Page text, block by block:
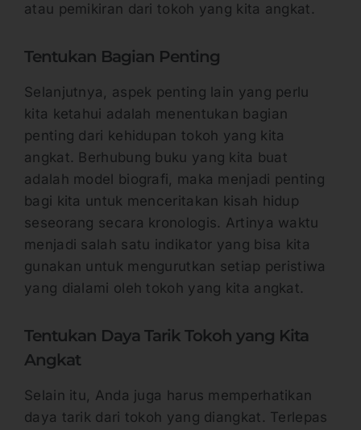
atau pemikiran dari tokoh yang kita angkat.
Tentukan Bagian Penting
Selanjutnya, aspek penting lain yang perlu
kita ketahui adalah menentukan bagian
penting dari kehidupan tokoh yang kita
angkat. Berhubung buku yang kita buat
adalah model biografi, maka menjadi penting
bagi kita untuk menceritakan kisah hidup
seseorang secara kronologis. Artinya waktu
menjadi salah satu indikator yang bisa kita
gunakan untuk mengurutkan setiap peristiwa
yang dialami oleh tokoh yang kita angkat.
Tentukan Daya Tarik Tokoh yang Kita
Angkat
Selain itu, Anda juga harus memperhatikan
daya tarik dari tokoh yang diangkat. Terlepas